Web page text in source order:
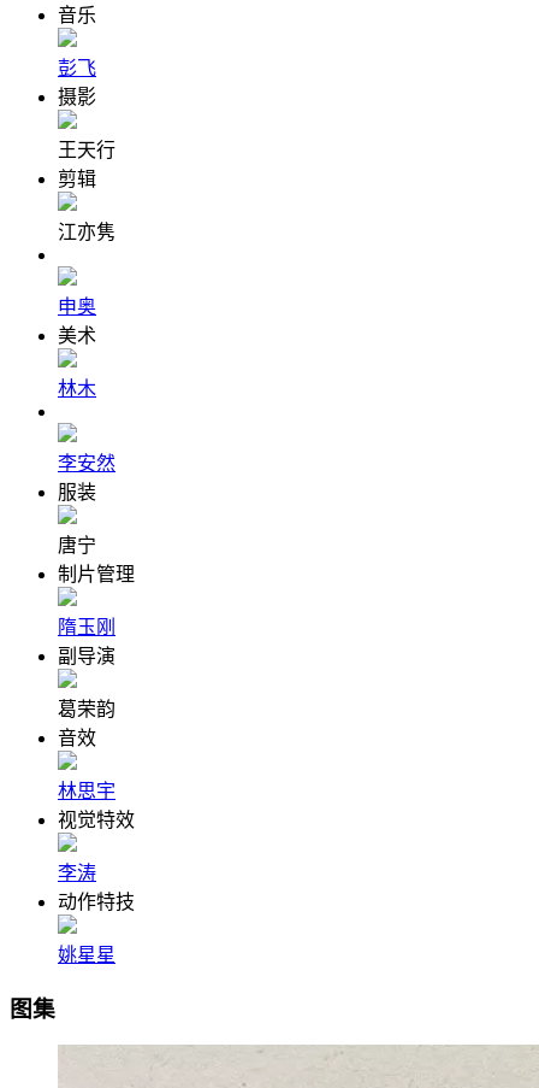
音乐
彭飞
摄影
王天行
剪辑
江亦隽
申奥
美术
林木
李安然
服装
唐宁
制片管理
隋玉刚
副导演
葛荣韵
音效
林思宇
视觉特效
李涛
动作特技
姚星星
图集